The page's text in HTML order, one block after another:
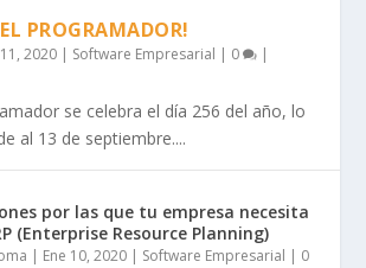
PROGRAMADOR!
2020 | Software Empresarial | 0 |
se celebra el día 256 del año, lo
al 13 de septiembre....
por las que tu empresa necesita
(Enterprise Resource Planning)
| Ene 10, 2020 | Software Empresarial | 0